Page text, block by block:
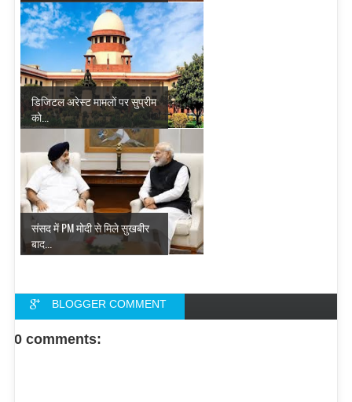
डिजिटल अरेस्ट मामलों पर सुप्रीम
को...
संसद में PM मोदी से मिले सुखबीर
बाद...
BLOGGER COMMENT
FACEBOOK COMMENT
0 comments: